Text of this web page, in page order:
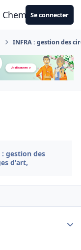
CheminotsSe connecter
INFRA : gestion des
: gestion des
d'art,